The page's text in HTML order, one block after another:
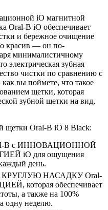
iO магнитной
Oral-B iO обеспечивает
и бережное очищение
красив — он по-
минималистичному
электрическая зубная
чистки по сравнению с
вы поймете, что такое
щетки, которая
зубной щетки на вид,
щетки Oral-B iO 8 Black:
B с ИННОВАЦИОННОЙ
iO для ощущения
день.
НАСАДКУ Oral-
которая обеспечивает
а также на 100%
одну неделю.